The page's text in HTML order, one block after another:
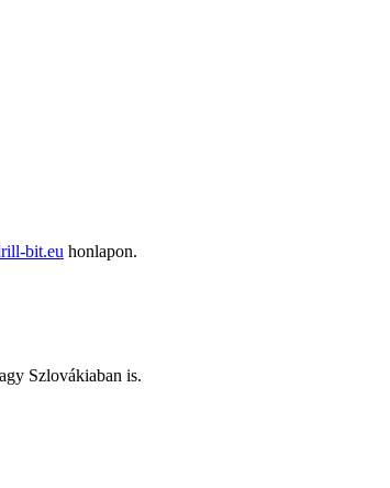
bit.eu honlapon.
Szlovákiaban is.